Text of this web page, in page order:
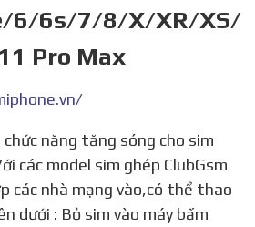
6/6s/7/8/X/XR/XS/
Pro Max
các model sim ghép ClubGsm
các nhà mạng vào,có thể thao
dưới : Bỏ sim vào máy bấm